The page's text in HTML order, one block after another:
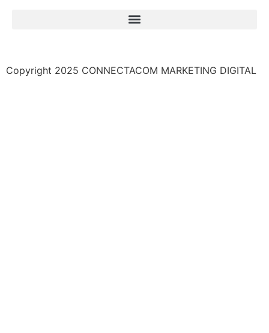
Copyright 2025 CONNECTACOM MARKETING DIGITAL